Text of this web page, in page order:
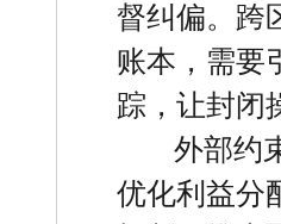
督纠偏。跨
账本，需要
踪，让封闭
外部约
优化利益分